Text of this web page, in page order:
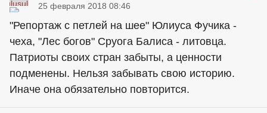
25 февраля 2018 08:46
"Репортаж с петлей на шее" Юлиуса Фучика -
чеха, "Лес богов" Сруога Балиса - литовца.
Патриоты своих стран забыты, а ценности
подменены. Нельзя забывать свою историю.
Иначе она обязательно повторится.